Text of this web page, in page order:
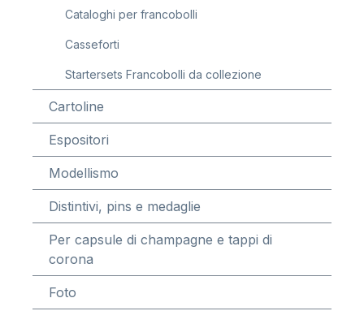
Cataloghi per francobolli
Casseforti
Startersets Francobolli da collezione
Cartoline
Espositori
Modellismo
Distintivi, pins e medaglie
Per capsule di champagne e tappi di
corona
Foto